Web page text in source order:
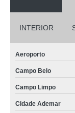
preço de mini
preço de panetone
mini panetone trufado
empresa de
INTERIOR
Aeroporto
Campo Belo
Campo Limpo
Cidade Ademar